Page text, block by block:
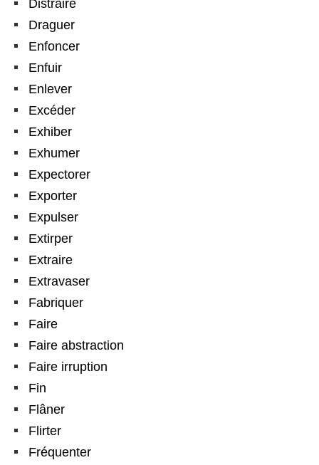
Distraire
Draguer
Enfoncer
Enfuir
Enlever
Excéder
Exhiber
Exhumer
Expectorer
Exporter
Expulser
Extirper
Extraire
Extravaser
Fabriquer
Faire
Faire abstraction
Faire irruption
Fin
Flâner
Flirter
Fréquenter